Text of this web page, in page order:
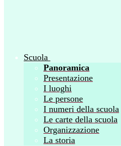
Scuola
Panoramica
Presentazione
I luoghi
Le persone
I numeri della scuola
Le carte della scuola
Organizzazione
La storia